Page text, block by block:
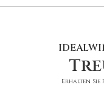
Erhalten Sie